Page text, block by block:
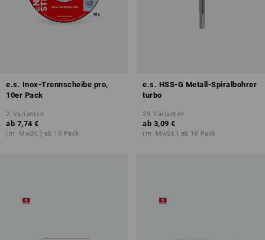
e.s. Inox-Trennscheibe pro,
10er Pack
2 Varianten
ab 7,74 €
(m. MwSt.) ab 10 Pack
e.s. HSS-G Metall-Spiralbohrer
turbo
29 Varianten
ab 3,09 €
(m. MwSt.) ab 10 Pack